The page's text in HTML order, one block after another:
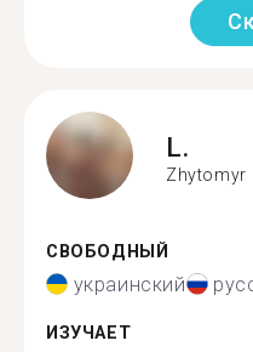
L.
Zhytomyr
СВОБОДНЫЙ
украинский
ИЗУЧАЕТ